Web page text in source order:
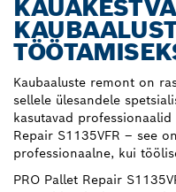
Kaubaaluste remont on
sellele ülesandele
kasutavad
Repair S1135VFR – see
professionaalne, kui
PRO Pallet Repair